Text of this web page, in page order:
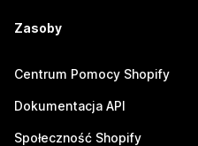
Zasoby
Centrum Pomocy Shopify
Dokumentacja API
Społeczność Shopify